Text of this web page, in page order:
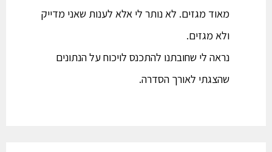
מאוד מגזים. לא נותר לי אלא לענות שאני מדייק
ולא מגזים.
נראה לי שחובתנו להתכנס לויכוח על הנתונים
שהצגתי לאורך הסדרה.